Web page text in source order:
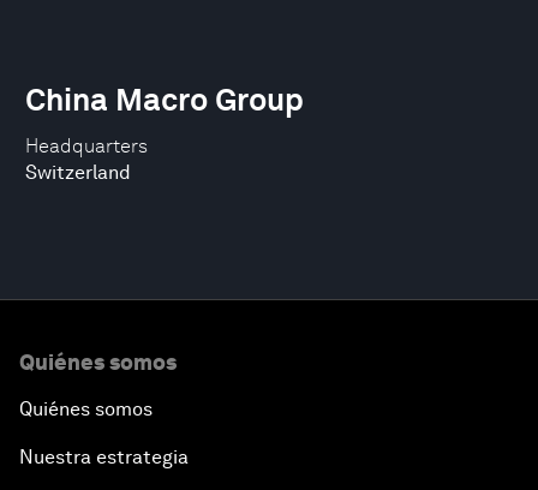
Headquarters
Switzerland
China Macro Group
Quiénes somos
Quiénes somos
Nuestra estrategia